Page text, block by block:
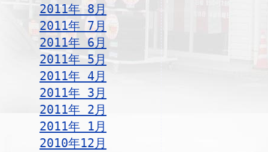
2011年 8月
2011年 7月
2011年 6月
2011年 5月
2011年 4月
2011年 3月
2011年 2月
2011年 1月
2010年12月